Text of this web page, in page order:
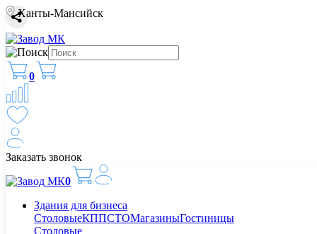
Ханты-Мансийск
0
Заказать звонок
0
Здания для бизнеса
СтоловыеКППСТОМагазиныГостиницы
Столовые